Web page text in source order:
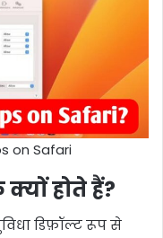
on Safari
होते हैं?
डिफ़ॉल्ट रूप से